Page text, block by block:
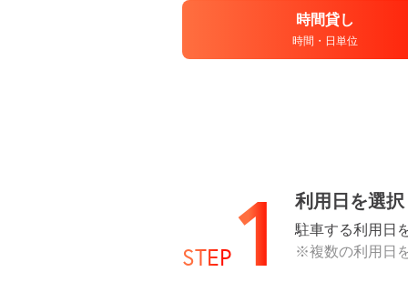
時間貸し
時間・日単位
STEP 1 利用日を選択
駐車する利用日
※複数の利用日